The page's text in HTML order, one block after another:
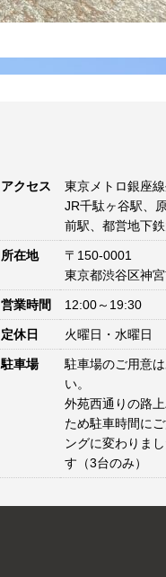
アクセス
東京メトロ銀座
JR千駄ヶ谷駅、
前駅、都営地下
所在地
〒150-0001
東京都渋谷区神
営業時間 12:00～19:30
定休日 火曜日・水曜日
駐車場
駐車場のご用意
い。
外苑西通りの路
ため駐車時間に
ングに変わりま
す（3台のみ）